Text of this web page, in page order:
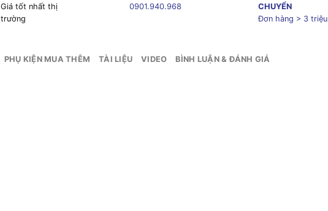
Giá tốt nhất thị
trường
0901.940.968
CHUYỂN
Đơn hàng > 3 triệu
PHỤ KIỆN MUA THÊM TÀI LIỆU VIDEO BÌNH LUẬN & ĐÁNH GIÁ